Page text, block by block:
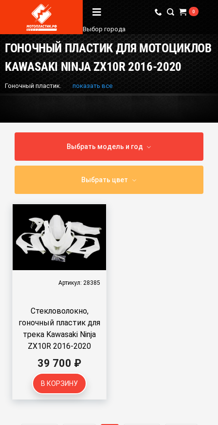
Вопрос / Ответ
Бренды
О Магазине
Мы в соцсетях
Наши контакты
+7 (910) 684-44-88
info@мотопластик.рф
Выбор города
0
ГОНОЧНЫЙ ПЛАСТИК ДЛЯ МОТОЦИКЛОВ
KAWASAKI NINJA ZX10R 2016-2020
Гоночный пластик. показать все
Выбрать модель и год
Выбрать цвет
Артикул: 28385
Стекловолокно,
гоночный пластик для
трека Kawasaki Ninja
ZX10R 2016-2020
39 700 ₽
В КОРЗИНУ